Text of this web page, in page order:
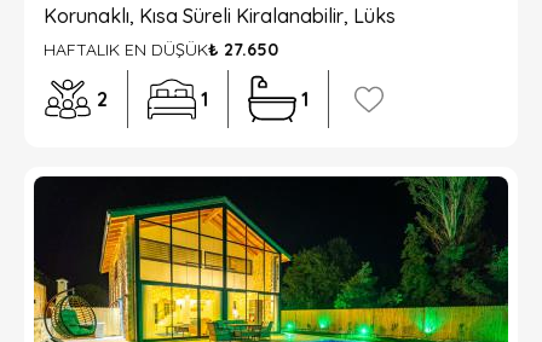
Korunaklı, Kısa Süreli Kiralanabilir, Lüks
HAFTALIK EN DÜŞÜK₺ 27.650
2 1 1